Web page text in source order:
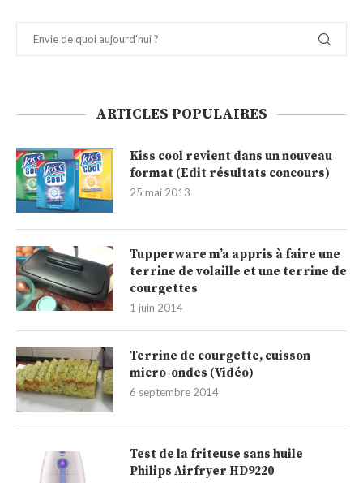
ARTICLES POPULAIRES
Kiss cool revient dans un nouveau
format (Edit résultats concours)
25 mai 2013
Tupperware m’a appris à faire une
terrine de volaille et une terrine de
courgettes
1 juin 2014
Terrine de courgette, cuisson
micro-ondes (Vidéo)
6 septembre 2014
Test de la friteuse sans huile
Philips Airfryer HD9220